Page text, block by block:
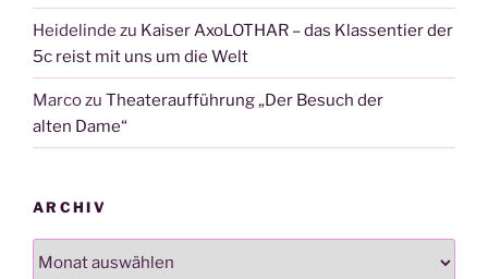
Heidelinde zu Kaiser AxoLOTHAR – das Klassentier der
5c reist mit uns um die Welt
Marcozu Theateraufführung „Der Besuch der
alten Dame“
ARCHIV
Archiv